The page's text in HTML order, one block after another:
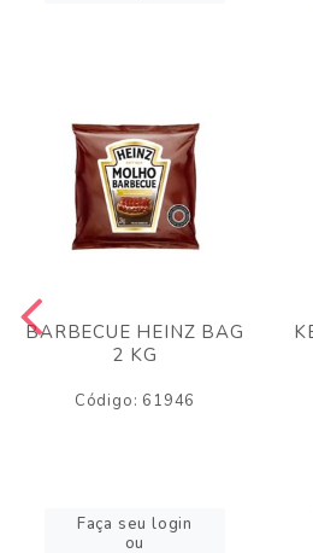
BARBECUE HEINZ BAG
2 KG
Código: 61946
Faça seu login
ou